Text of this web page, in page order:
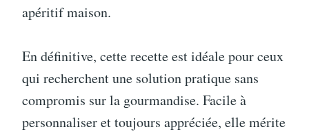
apéritif maison.
En définitive, cette recette est idéale pour ceux
qui recherchent une solution pratique sans
compromis sur la gourmandise. Facile à
personnaliser et toujours appréciée, elle mérite